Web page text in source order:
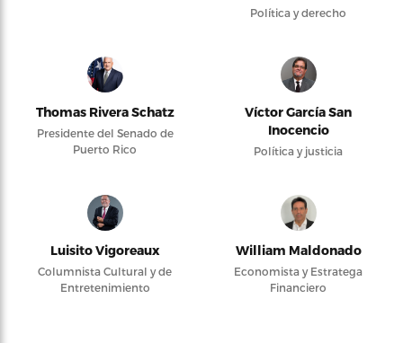
Política y derecho
Thomas Rivera Schatz
Presidente del Senado de
Puerto Rico
Víctor García San
Inocencio
Política y justicia
Luisito Vigoreaux
Columnista Cultural y de
Entretenimiento
William Maldonado
Economista y Estratega
Financiero